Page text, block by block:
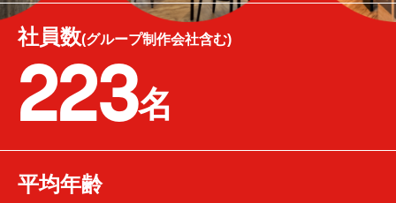
社員数(グループ制作会社含む)
223名
平均年齢